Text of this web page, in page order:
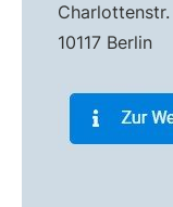
10117 Berlin